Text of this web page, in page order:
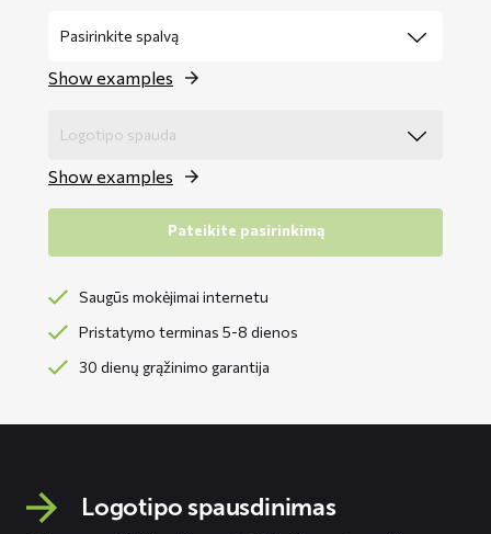
Show examples
Show examples
Pateikite pasirinkimą
Saugūs mokėjimai internetu
Pristatymo terminas 5-8 dienos
30 dienų grąžinimo garantija
Logotipo spausdinimas